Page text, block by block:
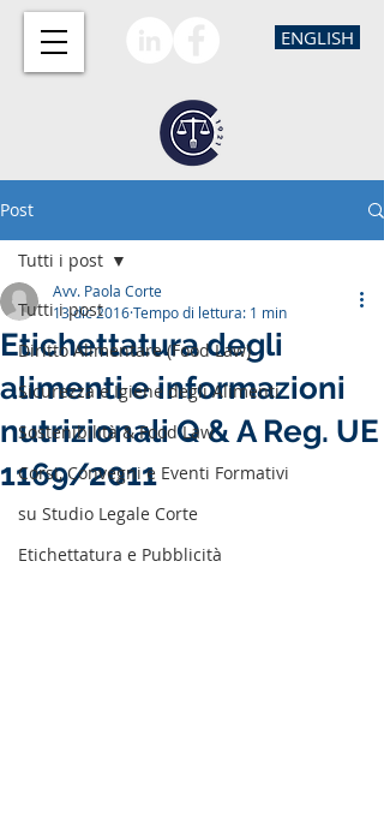
ENGLISH
Post
Tutti i post
Diritto Alimentare (Food Law)
Sicurezza e Igiene degli Alimenti
Sostenibilità & Food Law
Corsi, Convegni e Eventi Formativi
su Studio Legale Corte
Etichettatura e Pubblicità
Tutti i post
Etichettatura degli
alimenti e informazioni
nutrizionali Q & A Reg. UE
1169/2011
Avv. Paola Corte
13 dic 2016Tempo di lettura: 1 min